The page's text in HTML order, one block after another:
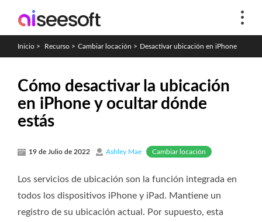
Inicio > Recurso > Cambiar locación > Desactivar ubicación en iPhone
Cómo desactivar la ubicación
en iPhone y ocultar dónde
estás
19 de Julio de 2022 Ashley Mae Cambiar locación
Los servicios de ubicación son la función integrada en
todos los dispositivos iPhone y iPad. Mantiene un
registro de su ubicación actual. Por supuesto, esta